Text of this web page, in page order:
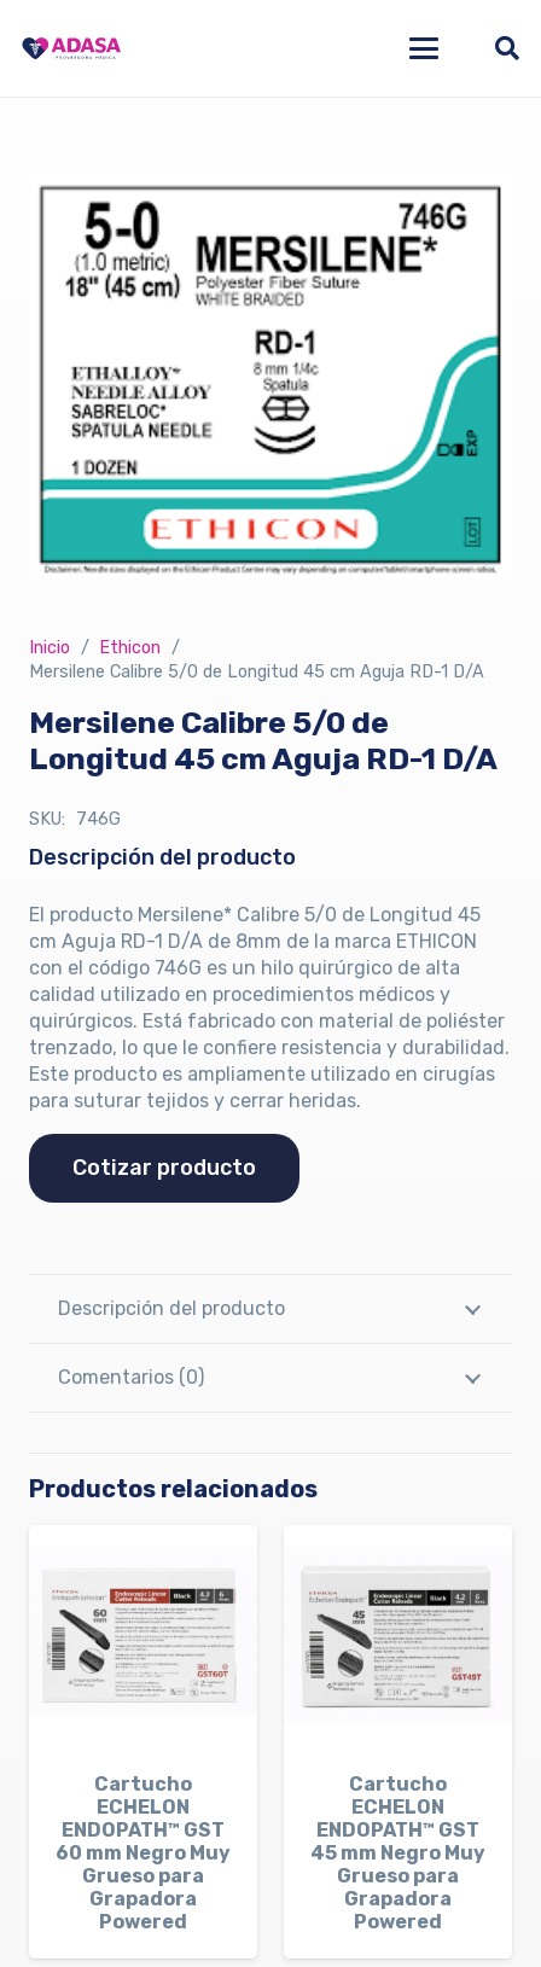
Inicio / Ethicon /
Mersilene Calibre 5/0 de Longitud 45 cm Aguja RD-1 D/A
Mersilene Calibre 5/0 de
Longitud 45 cm Aguja RD-1 D/A
SKU: 746G
Descripción del producto
El producto Mersilene* Calibre 5/0 de Longitud 45
cm Aguja RD-1 D/A de 8mm de la marca ETHICON
con el código 746G es un hilo quirúrgico de alta
calidad utilizado en procedimientos médicos y
quirúrgicos. Está fabricado con material de poliéster
trenzado, lo que le confiere resistencia y durabilidad.
Este producto es ampliamente utilizado en cirugías
para suturar tejidos y cerrar heridas.
Cotizar producto
Descripción del producto
Comentarios (0)
Productos relacionados
Cartucho
ECHELON
ENDOPATH™ GST
60 mm Negro Muy
Grueso para
Grapadora
Powered
Cartucho
ECHELON
ENDOPATH™ GST
45 mm Negro Muy
Grueso para
Grapadora
Powered